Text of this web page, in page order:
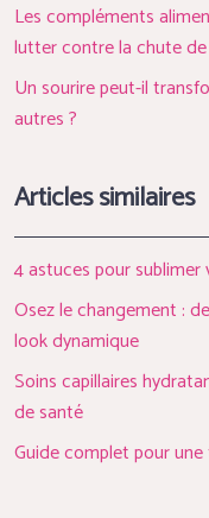
Les compléments
lutter contre la chute
Un sourire peut-il
autres ?
Articles similaires
4 astuces pour
Osez le changement :
look dynamique
Soins capillaires
de santé
Guide complet pour